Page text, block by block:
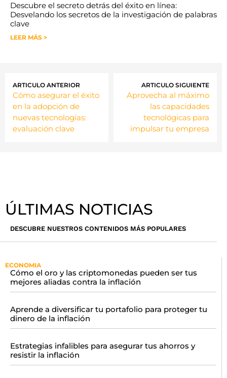
Descubre el secreto detrás del éxito en línea:
Desvelando los secretos de la investigación de palabras
clave
LEER MÁS >
ARTICULO ANTERIOR
Cómo asegurar el éxito
en la adopción de
nuevas tecnologías:
evaluación clave
ARTICULO SIGUIENTE
Aprovecha al máximo
las capacidades
tecnológicas para
impulsar tu empresa
ÚLTIMAS NOTICIAS
DESCUBRE NUESTROS CONTENIDOS MÁS POPULARES
ECONOMIA
Cómo el oro y las criptomonedas pueden ser tus
mejores aliadas contra la inflación
Aprende a diversificar tu portafolio para proteger tu
dinero de la inflación
Estrategias infalibles para asegurar tus ahorros y
resistir la inflación